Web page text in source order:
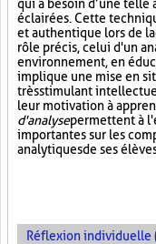
qui a besoin d’une telle
éclairées. Cette
et authentique lors de
rôle précis, celui d'un
environnement, en
implique une mise en
très stimulant
leur motivation à
d'analysepermettent à
importantes sur les
analytiques de ses
Réflexion individuelle